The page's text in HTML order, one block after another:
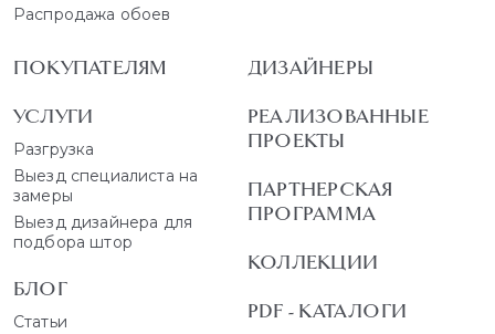
Распродажа обоев
ПОКУПАТЕЛЯМ
УСЛУГИ
Разгрузка
Выезд специалиста на
замеры
Выезд дизайнера для
подбора штор
БЛОГ
Статьи
ДИЗАЙНЕРЫ
РЕАЛИЗОВАННЫЕ
ПРОЕКТЫ
ПАРТНЕРСКАЯ
ПРОГРАММА
КОЛЛЕКЦИИ
PDF - КАТАЛОГИ